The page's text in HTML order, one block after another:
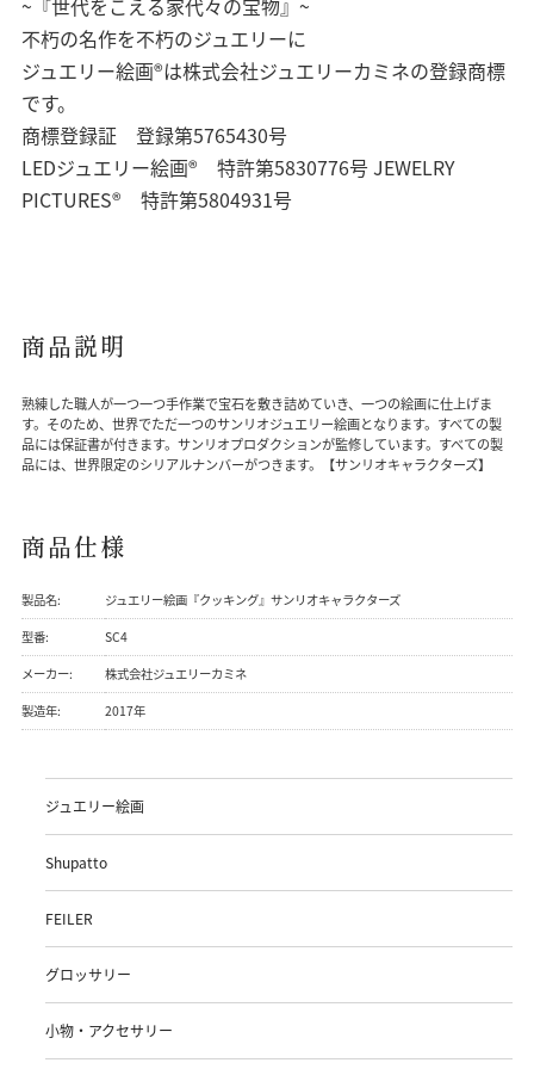
不朽の名作を不朽のジュエリーに
ジュエリー絵画®は株式会社ジュエリーカミネの登録商標
です。
商標登録証 登録第5765430号
LEDジュエリー絵画® 特許第5830776号 JEWELRY
PICTURES® 特許第5804931号
商品説明
熟練した職人が一つ一つ手作業で宝石を敷き詰めていき、一つの絵画に仕上げま
す。そのため、世界でただ一つのサンリオジュエリー絵画となります。すべての製
品には保証書が付きます。サンリオプロダクションが監修しています。すべての製
品には、世界限定のシリアルナンバーがつきます。【サンリオキャラクターズ】
商品仕様
製品名: ジュエリー絵画『クッキング』サンリオキャラクターズ
型番: SC4
メーカー: 株式会社ジュエリーカミネ
製造年: 2017年
ジュエリー絵画
Shupatto
FEILER
グロッサリー
小物・アクセサリー